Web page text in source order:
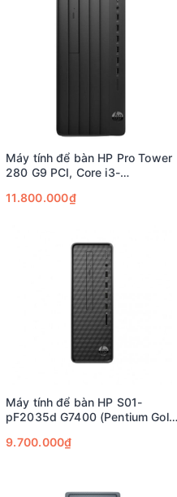
Máy tính để bàn HP Pro Tower
280 G9 PCI, Core i3-
SSD,Intel Graphics,Wlan
11.800.000₫
Máy tính để bàn HP S01-
pF2035d G7400 (Pentium Gold
UHD | Win 11 | Đen)
9.700.000₫